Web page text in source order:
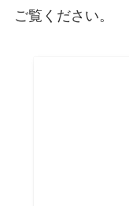
ご覧ください。